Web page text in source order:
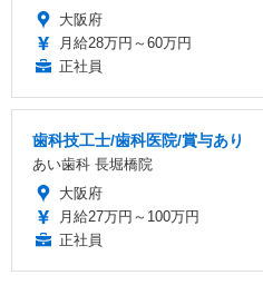
大阪府
月給28万円～60万円
正社員
歯科技工士/歯科医院/賞与あり
あい歯科 長堀橋院
大阪府
月給27万円～100万円
正社員